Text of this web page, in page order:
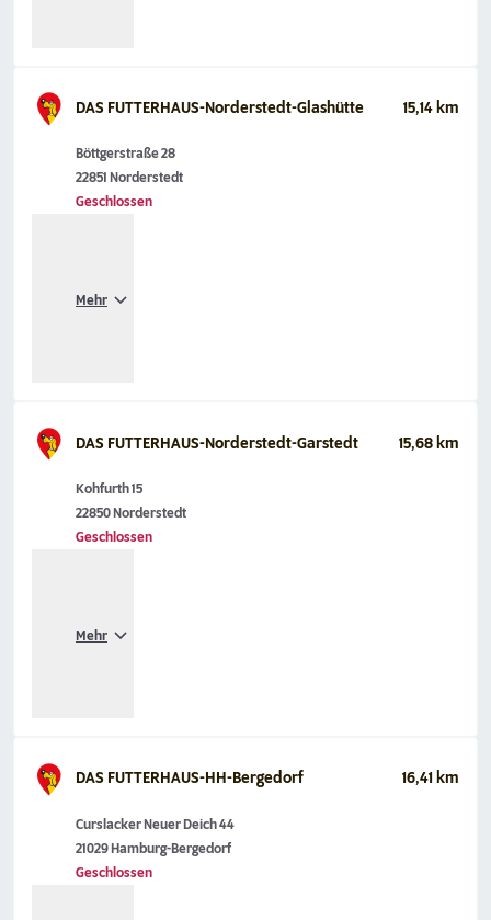
DAS FUTTERHAUS-Norderstedt-Glashütte 15,14 km
Böttgerstraße 28
22851 Norderstedt
Geschlossen
Mehr
DAS FUTTERHAUS-Norderstedt-Garstedt 15,68 km
Kohfurth 15
22850 Norderstedt
Geschlossen
Mehr
DAS FUTTERHAUS-HH-Bergedorf 16,41 km
Curslacker Neuer Deich 44
21029 Hamburg-Bergedorf
Geschlossen